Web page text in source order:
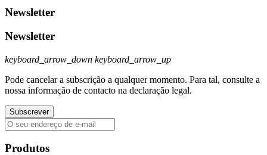
Newsletter
Newsletter
keyboard_arrow_down keyboard_arrow_up
Pode cancelar a subscrição a qualquer momento. Para tal, consulte a
nossa informação de contacto na declaração legal.
Produtos